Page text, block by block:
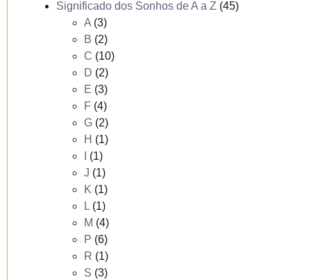
Significado dos Sonhos de A a Z (45)
A (3)
B (2)
C (10)
D (2)
E (3)
F (4)
G (2)
H (1)
(1)
J (1)
K (1)
L (1)
M (4)
P (6)
R (1)
S (3)